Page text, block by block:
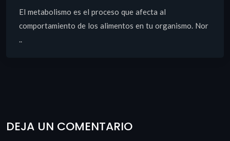
El metabolismo es el proceso que afecta al
comportamiento de los alimentos en tu organismo. Nor
..
DEJA UN COMENTARIO